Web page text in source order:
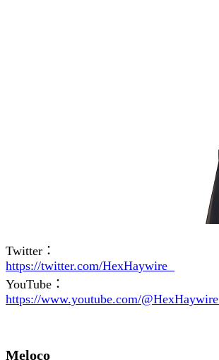
Twitter：
https://twitter.com/HexHaywire
YouTube：
https://www.youtube.com/@HexHaywire
Meloco